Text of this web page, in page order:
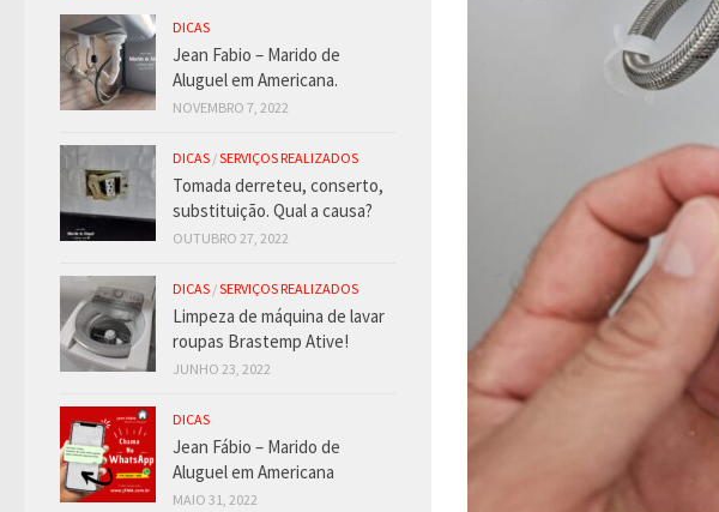
DICAS
Jean Fabio – Marido de
Aluguel em Americana.
NOVEMBRO 7, 2022
DICAS /SERVIÇOS REALIZADOS
Tomada derreteu, conserto,
substituição. Qual a causa?
OUTUBRO 27, 2022
DICAS /SERVIÇOS REALIZADOS
Limpeza de máquina de lavar
roupas Brastemp Ative!
JUNHO 23, 2022
DICAS
Jean Fábio – Marido de
Aluguel em Americana
MAIO 31, 2022